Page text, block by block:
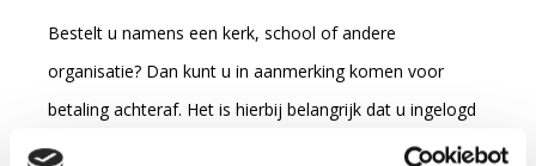
Bestelt u namens een kerk, school of andere
organisatie? Dan kunt u in aanmerking komen voor
betaling achteraf. Het is hierbij belangrijk dat u ingelogd
bent, en dat wij uw aanvraag hiervoor vooraf hebben